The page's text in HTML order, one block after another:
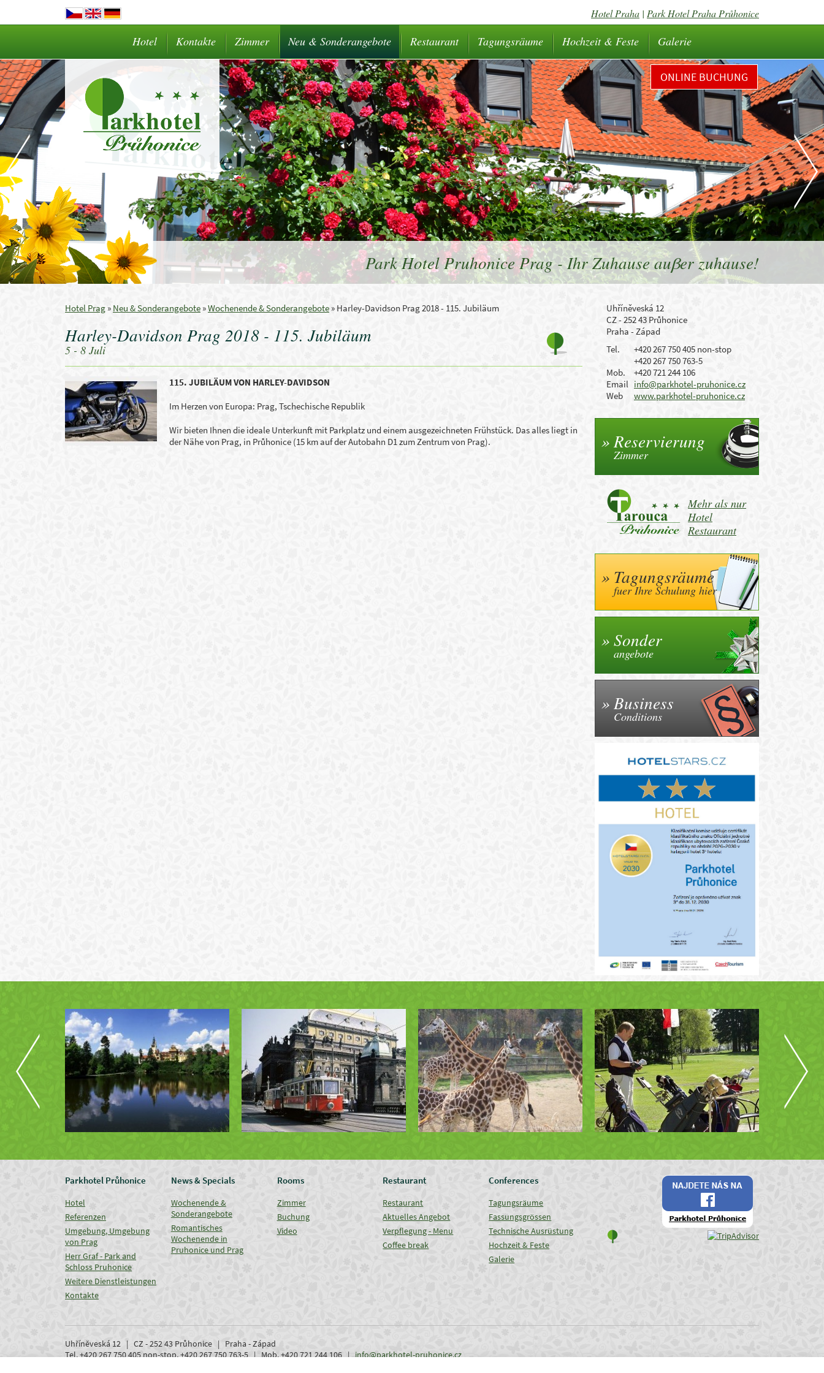
Hotel Praha | Park Hotel Praha Průhonice
Hotel Kontakte Zimmer Neu & Sonderangebote Restaurant Tagungsräume Hochzeit & Feste Galerie
Park Hotel Pruhonice Prag - Ihr Zuhause auβer zuhause!
ONLINE BUCHUNG
Hotel Prag » Neu & Sonderangebote »Wochenende & Sonderangebote » Harley-Davidson Prag 2018 - 115. Jubiläum
Harley-Davidson Prag 2018 - 115. Jubiläum
5 - 8 Juli
115. JUBILÄUM VON HARLEY-DAVIDSON
Im Herzen von Europa: Prag, Tschechische Republik
Wir bieten Ihnen die ideale Unterkunft mit Parkplatz und einem ausgezeichneten Frühstück. Das alles liegt in
der Nähe von Prag, in Průhonice (15 km auf der Autobahn D1 zum Zentrum von Prag).
Uhříněveská 12
CZ - 252 43 Průhonice
Praha - Západ
Tel.
+420 267 750 405 non-stop
+420 267 750 763-5
Mob.
+420 721 244 106
Email info@parkhotel-pruhonice.cz
Web
www.parkhotel-pruhonice.cz
Reservierung
Zimmer
Mehr als nur
Hotel
Restaurant
Tagungsräume
fuer Ihre Schulung hier
Sonder
angebote
Business
Conditions
Parkhotel Průhonice
Hotel
Referenzen
Umgebung, Umgebung
von Prag
Herr Graf - Park and
Schloss Pruhonice
Weitere Dienstleistungen
Kontakte
News & Specials
Wochenende &
Sonderangebote
Romantisches
Wochenende in
Pruhonice und Prag
Rooms
Zimmer
Buchung
Video
Restaurant
Restaurant
Aktuelles Angebot
Verpflegung - Menu
Coffee break
Conferences
Tagungsräume
Fassungsgrössen
Technische Ausrüstung
Hochzeit & Feste
Galerie
Uhříněveská 12 | CZ - 252 43 Průhonice | Praha - Západ
Tel. +420 267 750 405 non-stop, +420 267 750 763-5 | Mob. +420 721 244 106 |info@parkhotel-pruhonice.cz